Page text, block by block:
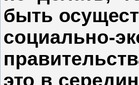
быть
это в